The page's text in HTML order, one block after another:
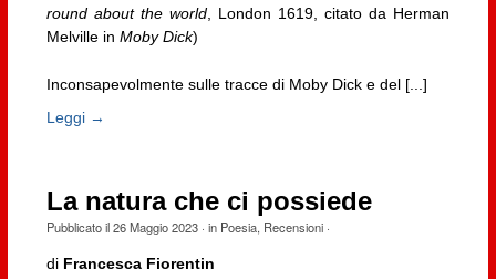
round about the world, London 1619, citato da Herman
Melville in Moby Dick)
Inconsapevolmente sulle tracce di Moby Dick e del [...]
Leggi →
La natura che ci possiede
Pubblicato il26 Maggio 2023· in Poesia, Recensioni·
di Francesca Fiorentin